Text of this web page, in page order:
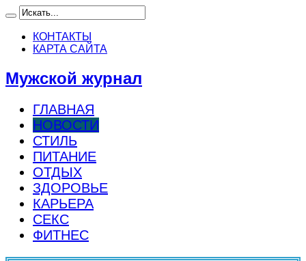
КОНТАКТЫ
КАРТА САЙТА
Мужской журнал
ГЛАВНАЯ
НОВОСТИ
СТИЛЬ
ПИТАНИЕ
ОТДЫХ
ЗДОРОВЬЕ
КАРЬЕРА
СЕКС
ФИТНЕС